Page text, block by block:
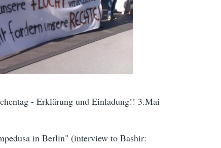
- Erklärung und Einladung!! 3.Mai
in Berlin" (interview to Bashir: